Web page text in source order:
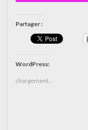
Partager :
WordPress:
chargement…